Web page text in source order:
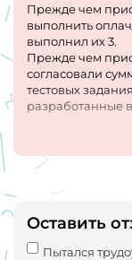
Прежде чем
выполнить
выполнил их 3.
Прежде чем
согласовали
тестовых
разработанные
5.000 рублей и
больше и
выплатой 2 раза
концепцией, я
Оставить
Пытался